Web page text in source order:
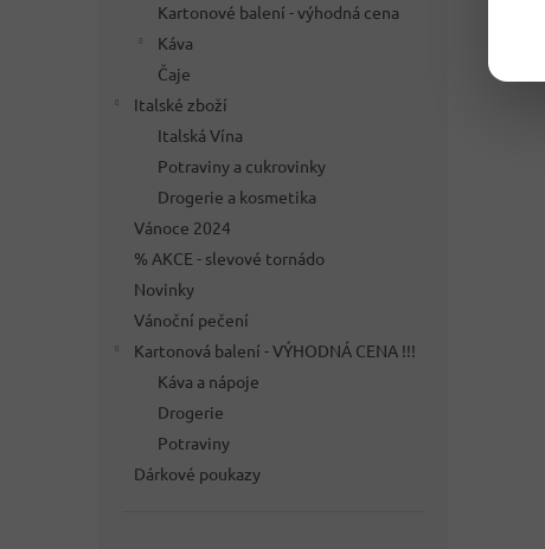
Kartonové balení - výhodná cena
Káva
Čaje
Italské zboží
Italská Vína
Potraviny a cukrovinky
Drogerie a kosmetika
Vánoce 2024
% AKCE - slevové tornádo
Novinky
Vánoční pečení
Kartonová balení - VÝHODNÁ CENA !!!
Káva a nápoje
Drogerie
Potraviny
Dárkové poukazy